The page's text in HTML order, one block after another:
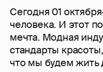
Сегодня 01
человека. И этот
мечта. Модная
стандарты
что мы будем жить